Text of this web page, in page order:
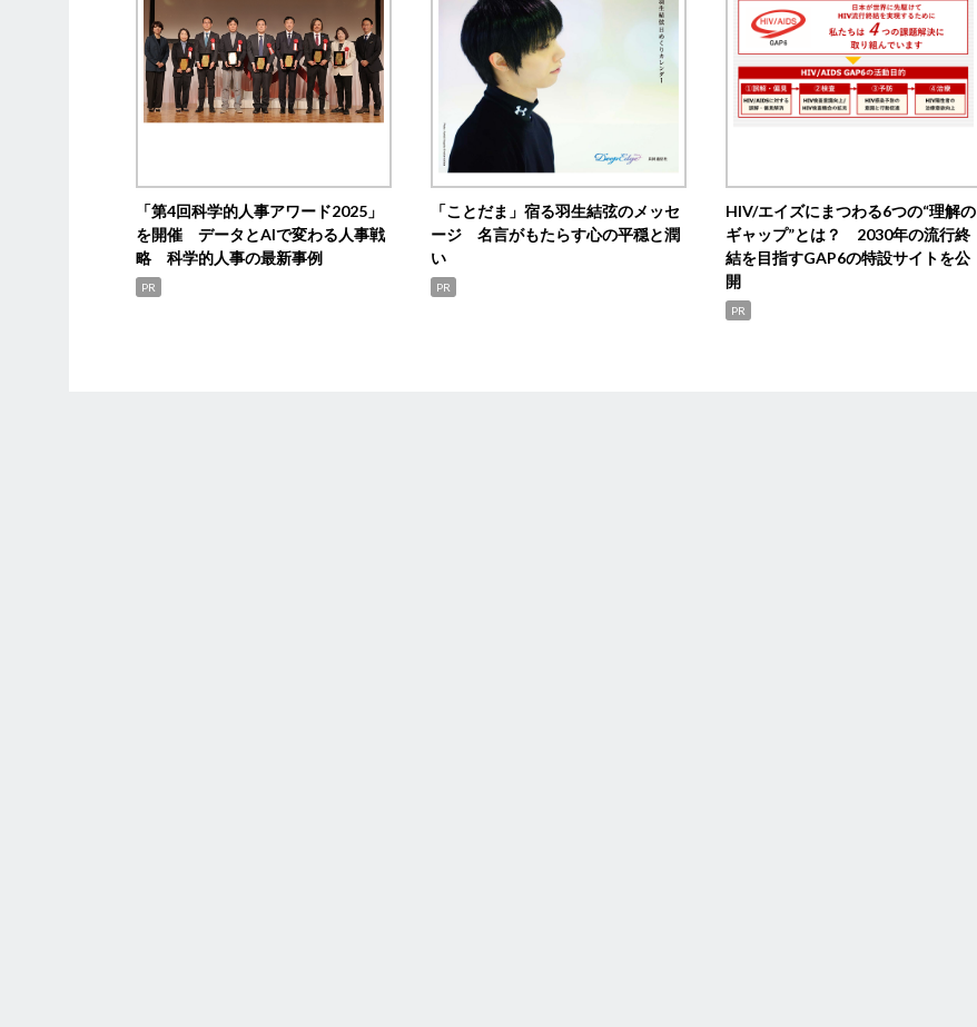
「第4回科学的人事アワード2025」
を開催 データとAIで変わる人事戦
略 科学的人事の最新事例
PR
「ことだま」宿る羽生結弦のメッセ
ージ 名言がもたらす心の平穏と潤
い
PR
HIV/エイズにまつわる6つの“理解の
ギャップ”とは？ 2030年の流行終
結を目指すGAP6の特設サイトを公
開
PR